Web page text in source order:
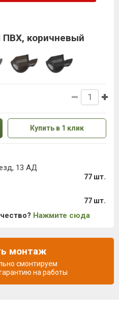
ПВХ, коричневый
Купить в 1 клик
13 АД
77 шт.
77 шт.
Нажмите сюда
монтаж
смонтируем
на работы